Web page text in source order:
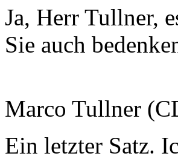
Ja, Herr Tullner,
Sie auch
Marco Tullner
Ein letzter Satz.